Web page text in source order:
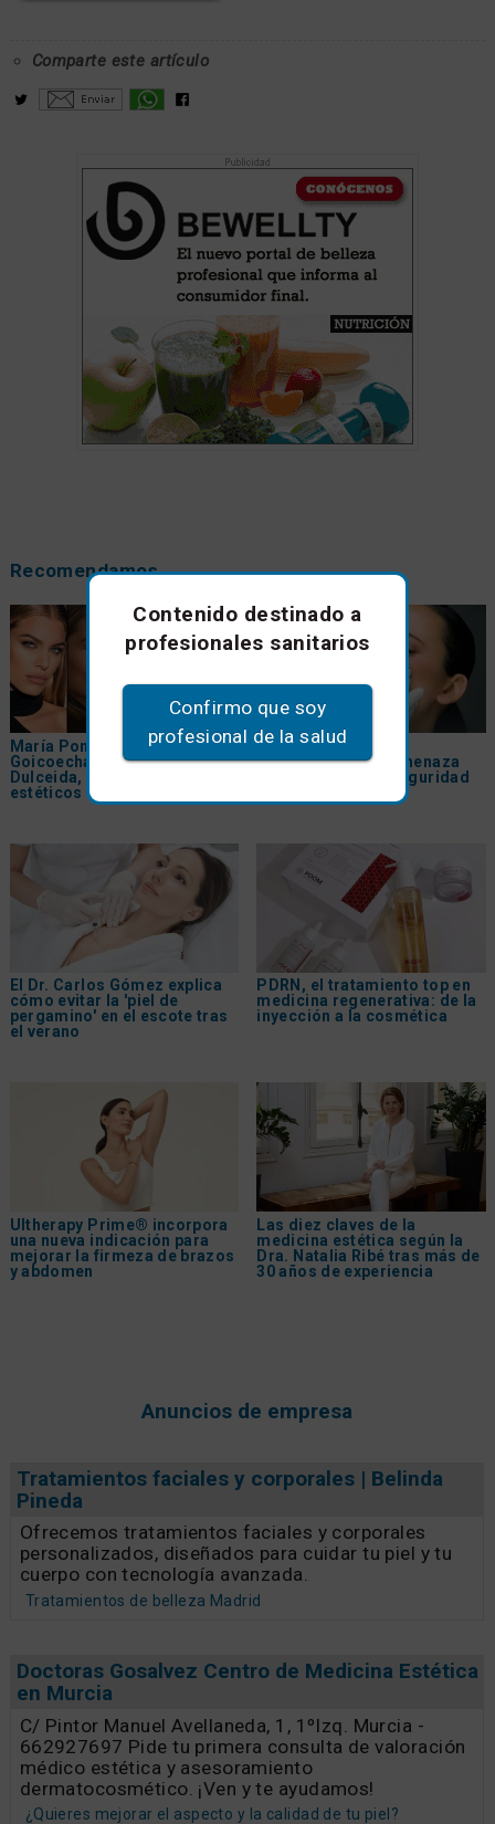
Comparte este artículo
Recomendamos
María Pombo, Jessica
Goicoecha, Laura Escanes y
Dulceida, los retoques
estéticos de las
Rellenos dérmicos
falsificados: una amenaza
creciente para la seguridad
El Dr. Carlos Gómez explica
cómo evitar la 'piel de
pergamino' en el escote tras
el verano
PDRN, el tratamiento top en
medicina regenerativa: de la
inyección a la cosmética
Ultherapy Prime® incorpora
una nueva indicación para
mejorar la firmeza de brazos
y abdomen
Las diez claves de la
medicina estética según la
Dra. Natalia Ribé tras más de
30 años de experiencia
Anuncios de empresa
Tratamientos faciales y corporales | Belinda
Pineda
Ofrecemos tratamientos faciales y corporales
personalizados, diseñados para cuidar tu piel y tu
cuerpo con tecnología avanzada.
Tratamientos de belleza Madrid
Doctoras Gosalvez Centro de Medicina Estética
en Murcia
C/ Pintor Manuel Avellaneda, 1, 1ºIzq. Murcia -
662927697 Pide tu primera consulta de valoración
médico estética y asesoramiento
dermatocosmético. ¡Ven y te ayudamos!
¿Quieres mejorar el aspecto y la calidad de tu piel?
Contenido destinado a
profesionales sanitarios
Confirmo que soy
profesional de la salud